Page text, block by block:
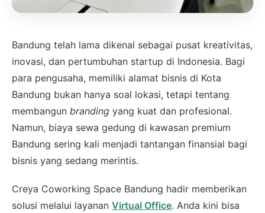
Bandung telah lama dikenal sebagai pusat kreativitas,
inovasi, dan pertumbuhan startup di Indonesia. Bagi
para pengusaha, memiliki alamat bisnis di Kota
Bandung bukan hanya soal lokasi, tetapi tentang
membangun branding yang kuat dan profesional.
Namun, biaya sewa gedung di kawasan premium
Bandung sering kali menjadi tantangan finansial bagi
bisnis yang sedang merintis.
Creya Coworking Space Bandung hadir memberikan
solusi melalui layanan Virtual Office. Anda kini bisa